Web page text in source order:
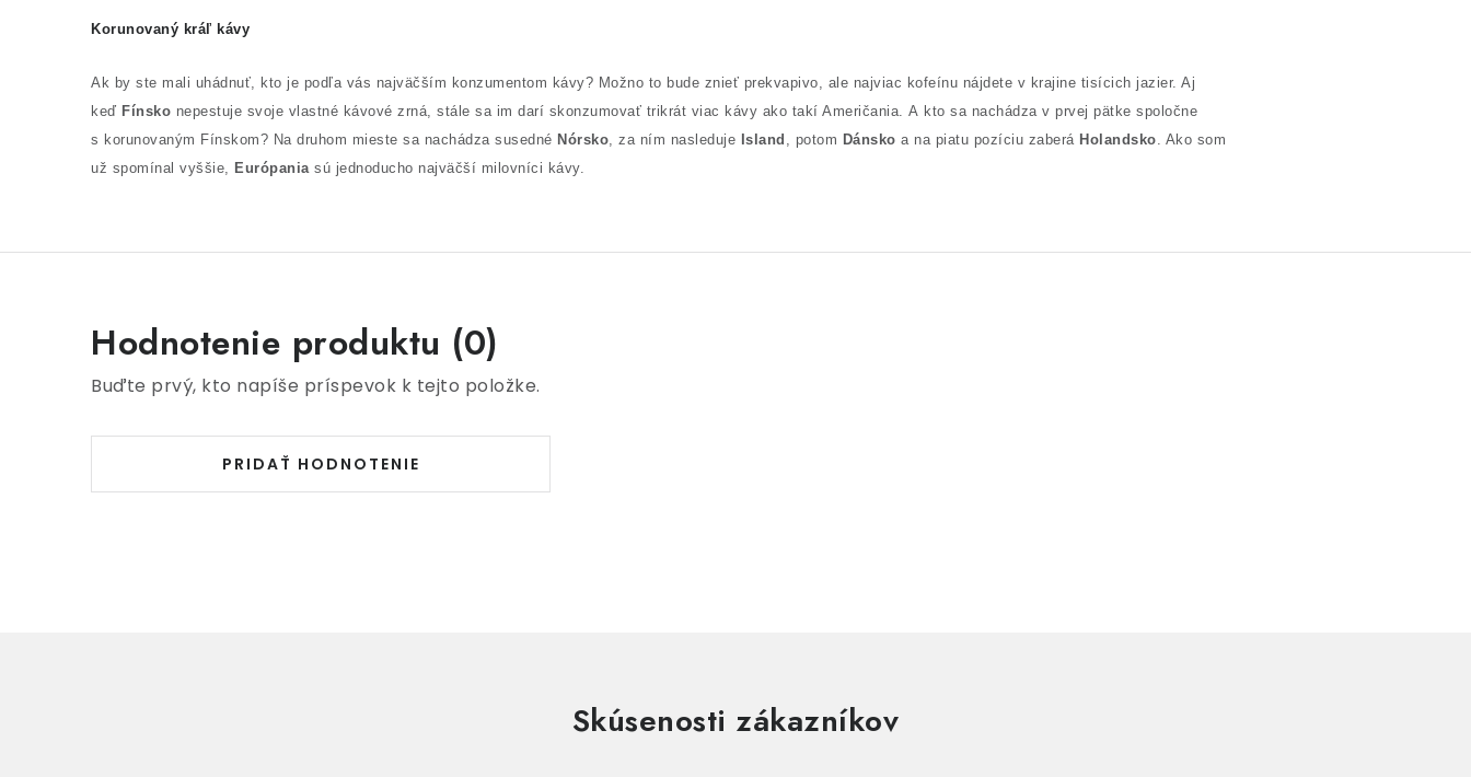
Korunovaný kráľ kávy
Ak by ste mali uhádnuť, kto je podľa vás najväčším konzumentom kávy? Možno to bude znieť prekvapivo, ale najviac kofeínu nájdete v krajine tisícich jazier. Aj
keď Fínsko nepestuje svoje vlastné kávové zrná, stále sa im darí skonzumovať trikrát viac kávy ako takí Američania. A kto sa nachádza v prvej pätke spoločne
s korunovaným Fínskom? Na druhom mieste sa nachádza susedné Nórsko, za ním nasleduje Island , potom Dánsko a na piatu pozíciu zaberá Holandsko. Ako som
už spomínal vyššie, Európaniasú jednoducho najväčší milovníci kávy.
Hodnotenie produktu (0)
Buďte prvý, kto napíše príspevok k tejto položke.
PRIDAŤ HODNOTENIE
Skúsenosti zákazníkov